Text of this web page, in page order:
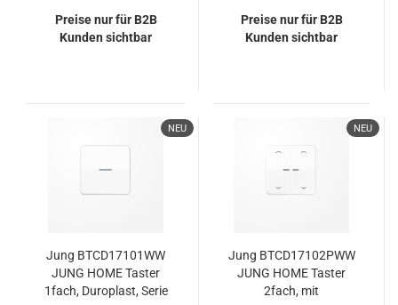
SAFETY+, Serie CD,
alpinweiß
Preise nur für B2B
Kunden sichtbar
alpinweiß
Preise nur für B2B
Kunden sichtbar
NEU
Jung BTCD17101WW
JUNG HOME Taster
1fach, Duroplast, Serie
NEU
Jung BTCD17102PWW
JUNG HOME Taster
2fach, mit